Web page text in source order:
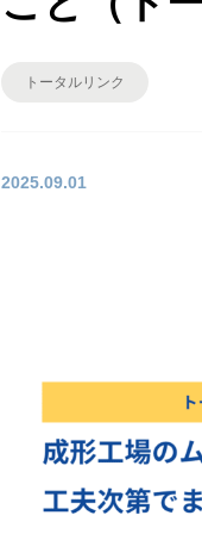
トータルリンク
2025.09.01